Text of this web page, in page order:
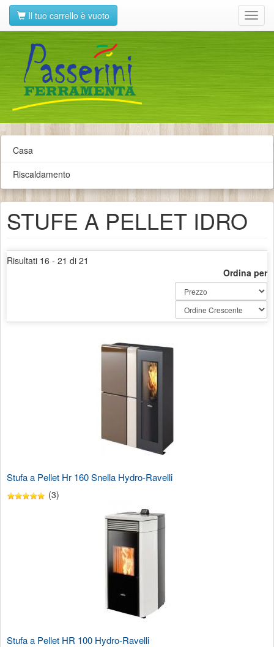
Il tuo carrello è vuoto
Casa
Riscaldamento
STUFE A PELLET IDRO
Risultati 16 - 21 di 21
Ordina per
Stufa a Pellet Hr 160 Snella Hydro-Ravelli
(3)
Stufa a Pellet HR 100 Hydro-Ravelli